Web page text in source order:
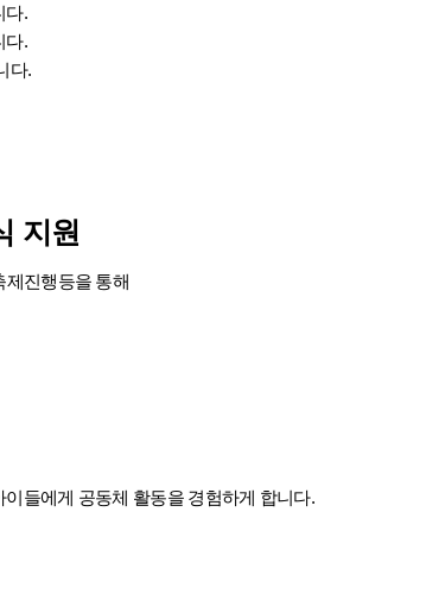
다.
다.
다.
지원
제진행등을 통해
들에게 공동체 활동을 경험하게 합니다.